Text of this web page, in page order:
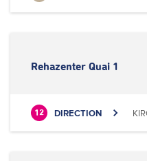
Rehazenter Quai 1
12 DIRECTION